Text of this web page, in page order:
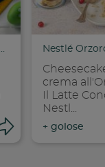
Il Latte Condensato Nestlé
Apri
Nestlé
crema
Il Latte
Nestl...
+golose